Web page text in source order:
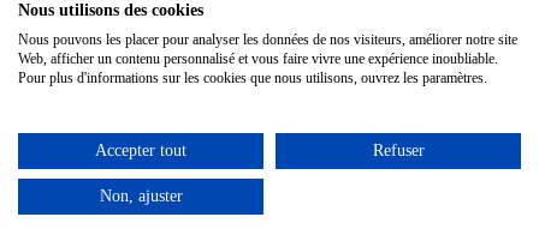
Confidentialité
Mentions légales
Suivez-nous
Facebook
Notre Blog
www.materiauxnet.com © 2010-2026 / Agymat SARL
Nous utilisons des cookies
Nous pouvons les placer pour analyser les données de nos visiteurs, améliorer notre site
Web, afficher un contenu personnalisé et vous faire vivre une expérience inoubliable.
Pour plus d'informations sur les cookies que nous utilisons, ouvrez les paramètres.
Accepter tout Refuser
Non, ajuster